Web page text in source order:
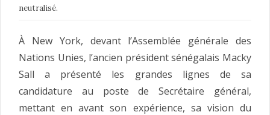
neutralisé.
À New York, devant l’Assemblée générale des
Nations Unies, l’ancien président sénégalais Macky
Sall a présenté les grandes lignes de sa
candidature au poste de Secrétaire général,
mettant en avant son expérience, sa vision du